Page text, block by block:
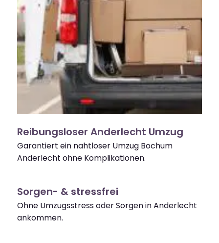
Reibungsloser Anderlecht Umzug
Garantiert ein nahtloser Umzug Bochum
Anderlecht ohne Komplikationen.
Sorgen- & stressfrei
Ohne Umzugsstress oder Sorgen in Anderlecht
ankommen.